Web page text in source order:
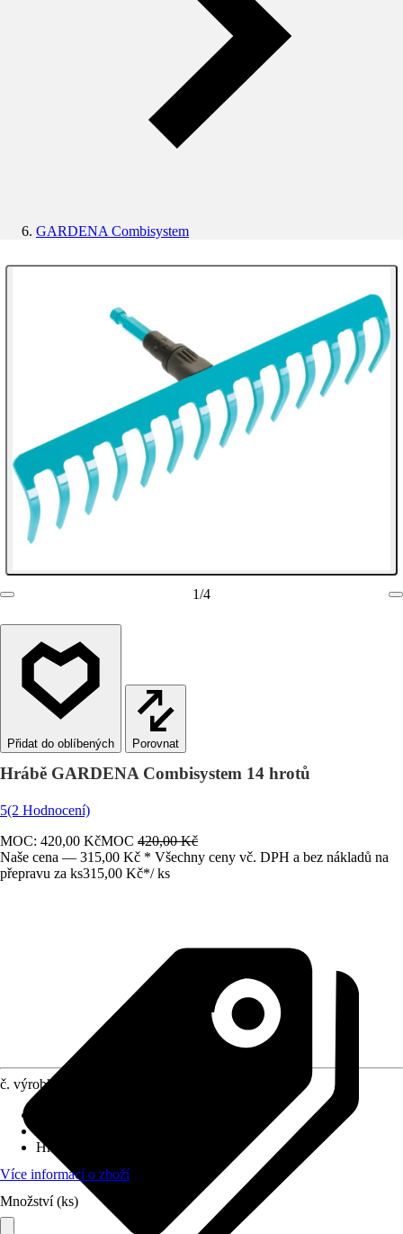
GARDENA Combisystem
1/4
Porovnat
Hrábě GARDENA Combisystem 14 hrotů
5(2 Hodnocení)
MOC: 420,00 KčMOC 420,00 Kč
Naše cena — 315,00 Kč * Všechny ceny vč. DPH a bez nákladů na
přepravu za ks315,00 Kč*/ ks
č. výrobku
Hmotnost
Více informací o zboží
Množství (ks)